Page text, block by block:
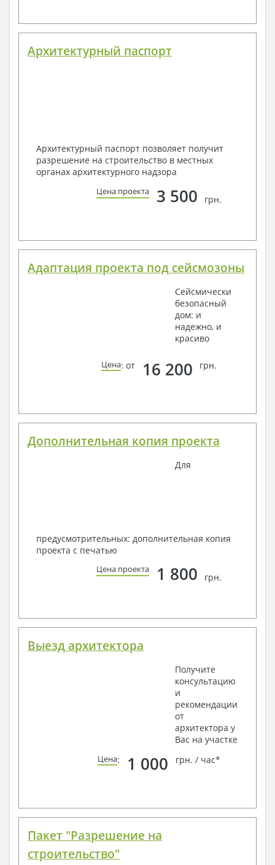
Архитектурный паспорт
Архитектурный паспорт позволяет получит
разрешение на строительство в местных
органах архитектурного надзора
Цена проекта 3 500 грн.
Адаптация проекта под сейсмозоны
Сейсмически
безопасный
дом: и
надежно, и
красиво
Цена: от 16 200 грн.
Дополнительная копия проекта
Для
предусмотрительных: дополнительная копия
проекта с печатью
Цена проекта 1 800 грн.
Выезд архитектора
Получите
консультацию
и
рекомендации
от
архитектора у
Вас на участке
Цена: 1 000 грн. / час*
Пакет "Разрешение на
строительство"